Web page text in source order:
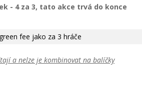
- 4 za 3, tato akce trvá do konce
fee jako za 3 hráče
a nelze je kombinovat na balíčky